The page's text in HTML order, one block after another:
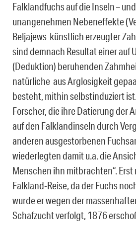
Falklandfuchs auf die Inseln –
unangenehmen Nebeneffekte
Beljajews künstlich erzeugter
sind demnach Resultat einer auf
(Deduktion) beruhenden
natürliche aus Arglosigkeit
besteht, mithin selbstinduziert
Forscher, die ihre Datierung der
auf den Falklandinseln durch
anderen ausgestorbenen
wiederlegten damit u.a. die
Menschen ihn mitbrachten“.
Falkland-Reise, da der Fuchs
wurde er wegen der
Schafzucht verfolgt, 1876